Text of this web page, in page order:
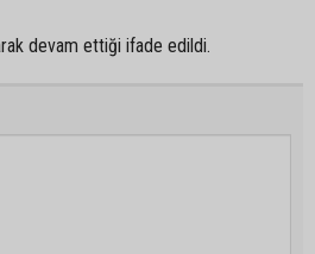
devam ettiği ifade edildi.